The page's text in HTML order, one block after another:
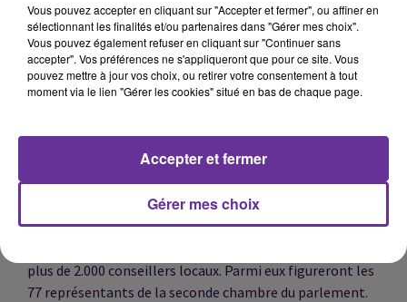
Bande de Gaza. Notre invité sera le docteur Nizar Badran,
président de PalMed France qui organise la solidarité
médicale entre les hôpitaux français et palestiniens.
d'une force non nécessaire et disproportionnée.
Regard sur les élections locales dimanche dernier en
plus de 2.000 conseillers locaux. Parmi eux figureront les
77 représentants de la seconde chambre du parlement.
Vous pouvez accepter en cliquant sur "Accepter et fermer", ou affiner en
sélectionnant les finalités et/ou partenaires dans "Gérer mes choix".
Vous pouvez également refuser en cliquant sur "Continuer sans
accepter". Vos préférences ne s'appliqueront que pour ce site. Vous
pouvez mettre à jour vos choix, ou retirer votre consentement à tout
moment via le lien "Gérer les cookies" situé en bas de chaque page.
Gérer mes choix
Accepter et fermer